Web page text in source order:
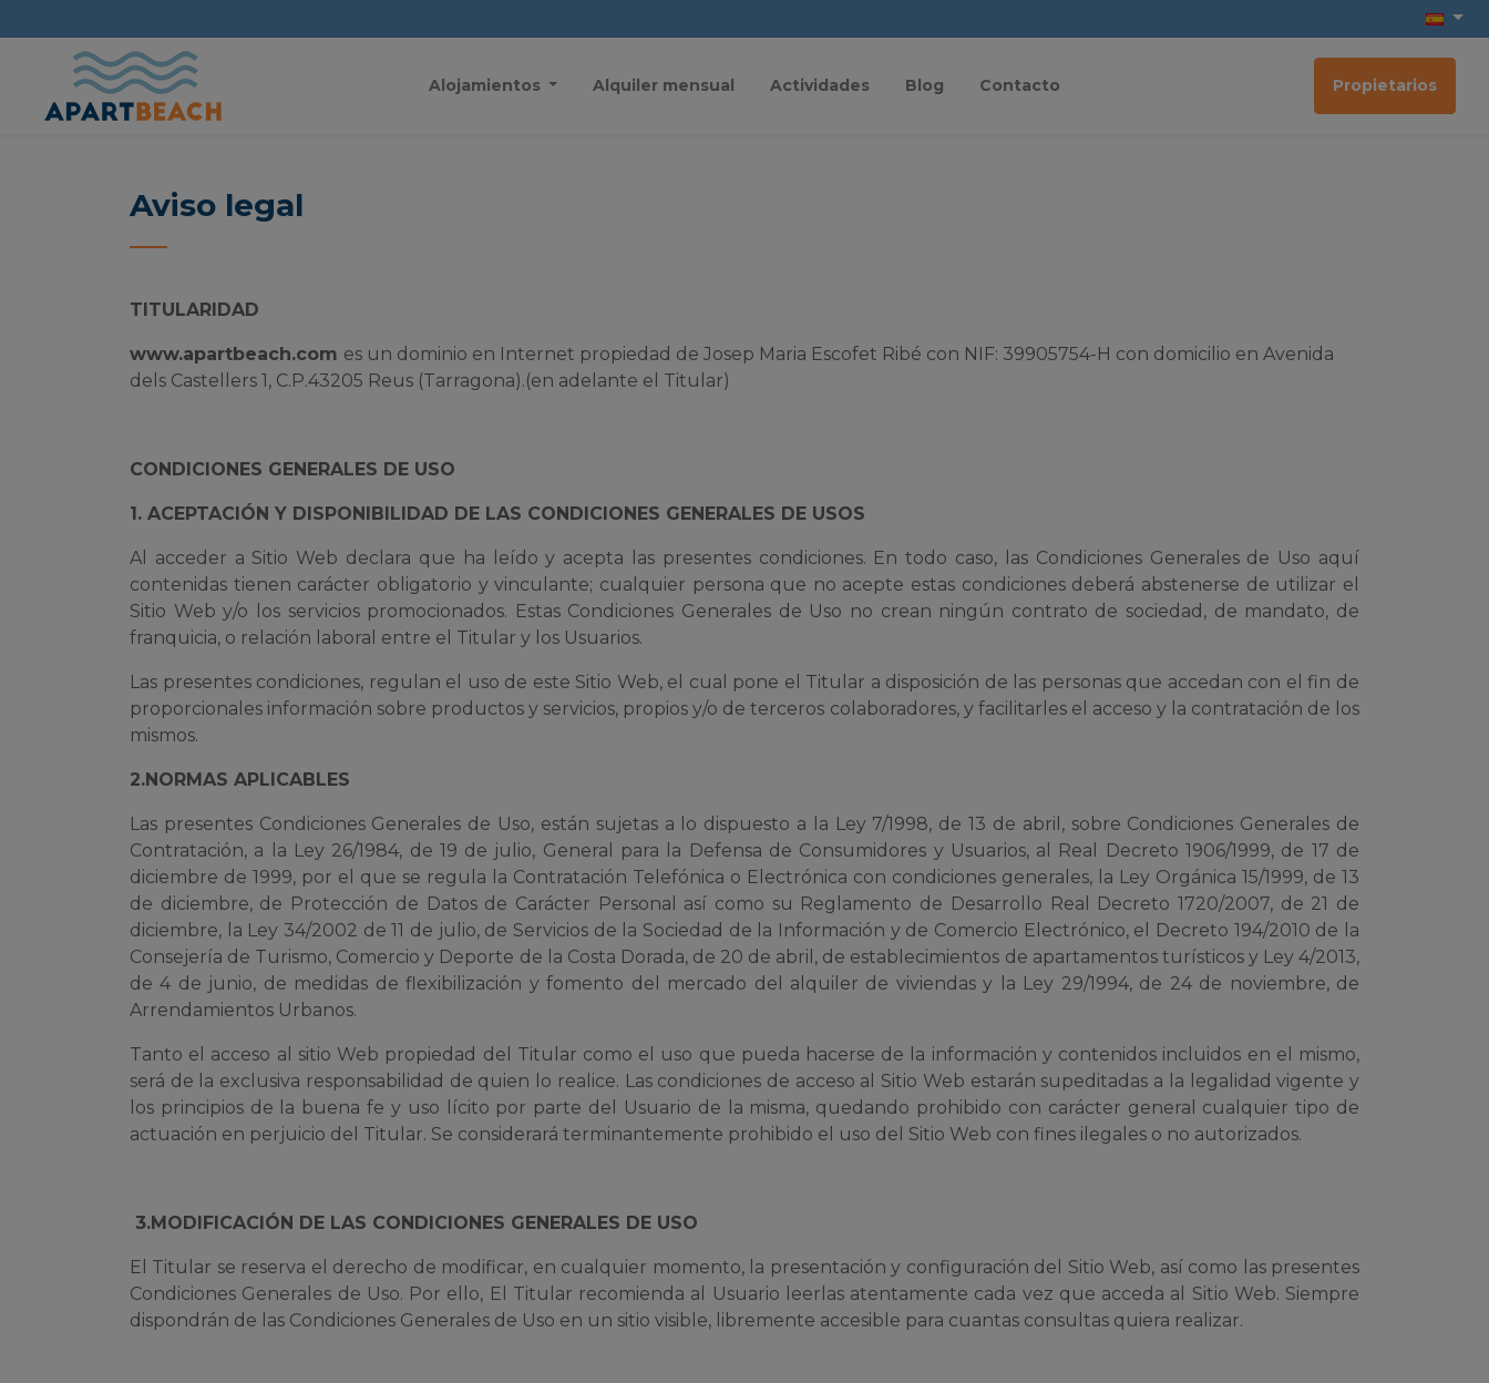
Alojamientos Alquiler mensual Actividades Blog Contacto Propietarios
Aviso legal
TITULARIDAD
www.apartbeach.com es un dominio en Internet propiedad de Josep Maria Escofet Ribé con NIF: 39905754-H con domicilio en Avenida
dels Castellers 1, C.P.43205 Reus (Tarragona).(en adelante el Titular)
CONDICIONES GENERALES DE USO
1. ACEPTACIÓN Y DISPONIBILIDAD DE LAS CONDICIONES GENERALES DE USOS
Al acceder a Sitio Web declara que ha leído y acepta las presentes condiciones. En todo caso, las Condiciones Generales de Uso aquí
contenidas tienen carácter obligatorio y vinculante; cualquier persona que no acepte estas condiciones deberá abstenerse de utilizar el
Sitio Web y/o los servicios promocionados. Estas Condiciones Generales de Uso no crean ningún contrato de sociedad, de mandato, de
franquicia, o relación laboral entre el Titular y los Usuarios.
Las presentes condiciones, regulan el uso de este Sitio Web, el cual pone el Titular a disposición de las personas que accedan con el fin de
proporcionales información sobre productos y servicios, propios y/o de terceros colaboradores, y facilitarles el acceso y la contratación de los
mismos.
2.NORMAS APLICABLES
Las presentes Condiciones Generales de Uso, están sujetas a lo dispuesto a la Ley 7/1998, de 13 de abril, sobre Condiciones Generales de
Contratación, a la Ley 26/1984, de 19 de julio, General para la Defensa de Consumidores y Usuarios, al Real Decreto 1906/1999, de 17 de
diciembre de 1999, por el que se regula la Contratación Telefónica o Electrónica con condiciones generales, la Ley Orgánica 15/1999, de 13
de diciembre, de Protección de Datos de Carácter Personal así como su Reglamento de Desarrollo Real Decreto 1720/2007, de 21 de
diciembre, la Ley 34/2002 de 11 de julio, de Servicios de la Sociedad de la Información y de Comercio Electrónico, el Decreto 194/2010 de la
Consejería de Turismo, Comercio y Deporte de la Costa Dorada, de 20 de abril, de establecimientos de apartamentos turísticos y Ley 4/2013,
de 4 de junio, de medidas de flexibilización y fomento del mercado del alquiler de viviendas y la Ley 29/1994, de 24 de noviembre, de
Arrendamientos Urbanos.
Tanto el acceso al sitio Web propiedad del Titular como el uso que pueda hacerse de la información y contenidos incluidos en el mismo,
será de la exclusiva responsabilidad de quien lo realice. Las condiciones de acceso al Sitio Web estarán supeditadas a la legalidad vigente y
los principios de la buena fe y uso lícito por parte del Usuario de la misma, quedando prohibido con carácter general cualquier tipo de
actuación en perjuicio del Titular. Se considerará terminantemente prohibido el uso del Sitio Web con fines ilegales o no autorizados.
3.MODIFICACIÓN DE LAS CONDICIONES GENERALES DE USO
El Titular se reserva el derecho de modificar, en cualquier momento, la presentación y configuración del Sitio Web, así como las presentes
Condiciones Generales de Uso. Por ello, El Titular recomienda al Usuario leerlas atentamente cada vez que acceda al Sitio Web. Siempre
dispondrán de las Condiciones Generales de Uso en un sitio visible, libremente accesible para cuantas consultas quiera realizar.